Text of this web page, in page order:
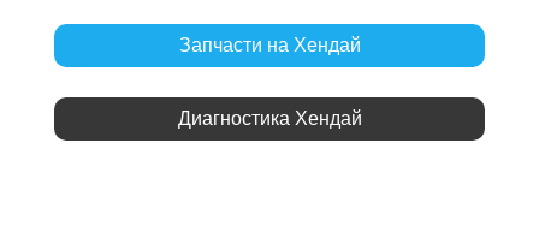
Запчасти на Хендай
Диагностика Хендай